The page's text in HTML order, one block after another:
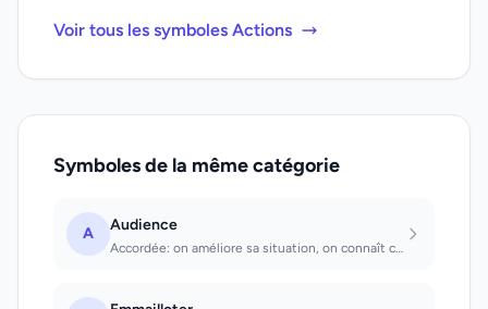
Voir tous les symboles Actions
Symboles de la même catégorie
A Audience
Accordée: on améliore sa situation, on connaît chance et succès. Que l'on accord...